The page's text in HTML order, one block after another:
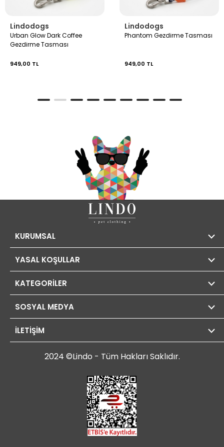
Lindodogs
Urban Glow Dark Coffee
Gezdirme Tasması
949,00 TL
Lindodogs
Phantom Gezdirme Tasması
949,00 TL
KURUMSAL
YASAL KOŞULLAR
KATEGORİLER
SOSYAL MEDYA
İLETİŞİM
2024 ©Lindo - Tüm Hakları Saklıdır.